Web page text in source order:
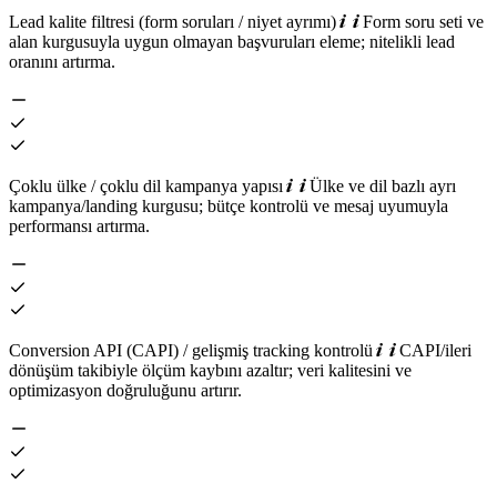
Lead kalite filtresi (form soruları / niyet ayrımı)
Form soru seti ve
alan kurgusuyla uygun olmayan başvuruları eleme; nitelikli lead
oranını artırma.
Çoklu ülke / çoklu dil kampanya yapısı
Ülke ve dil bazlı ayrı
kampanya/landing kurgusu; bütçe kontrolü ve mesaj uyumuyla
performansı artırma.
Conversion API (CAPI) / gelişmiş tracking kontrolü
CAPI/ileri
dönüşüm takibiyle ölçüm kaybını azaltır; veri kalitesini ve
optimizasyon doğruluğunu artırır.